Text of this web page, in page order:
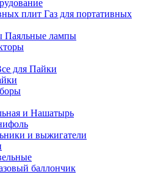
Газ для портативных
Паяльные лампы
для Пайки
и Нашатырь
и выжигатели
баллончик